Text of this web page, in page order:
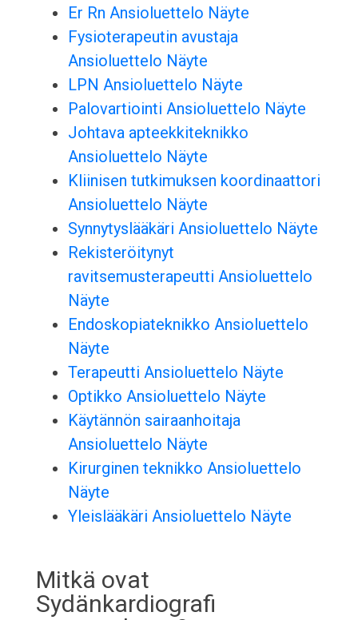
Er Rn Ansioluettelo Näyte
Fysioterapeutin avustaja
Ansioluettelo Näyte
LPN Ansioluettelo Näyte
Palovartiointi Ansioluettelo Näyte
Johtava apteekkiteknikko
Ansioluettelo Näyte
Kliinisen tutkimuksen koordinaattori
Ansioluettelo Näyte
Synnytyslääkäri Ansioluettelo Näyte
Rekisteröitynyt
ravitsemusterapeutti Ansioluettelo
Näyte
Endoskopiateknikko Ansioluettelo
Näyte
Terapeutti Ansioluettelo Näyte
Optikko Ansioluettelo Näyte
Käytännön sairaanhoitaja
Ansioluettelo Näyte
Kirurginen teknikko Ansioluettelo
Näyte
Yleislääkäri Ansioluettelo Näyte
Mitkä ovat
Sydänkardiografi